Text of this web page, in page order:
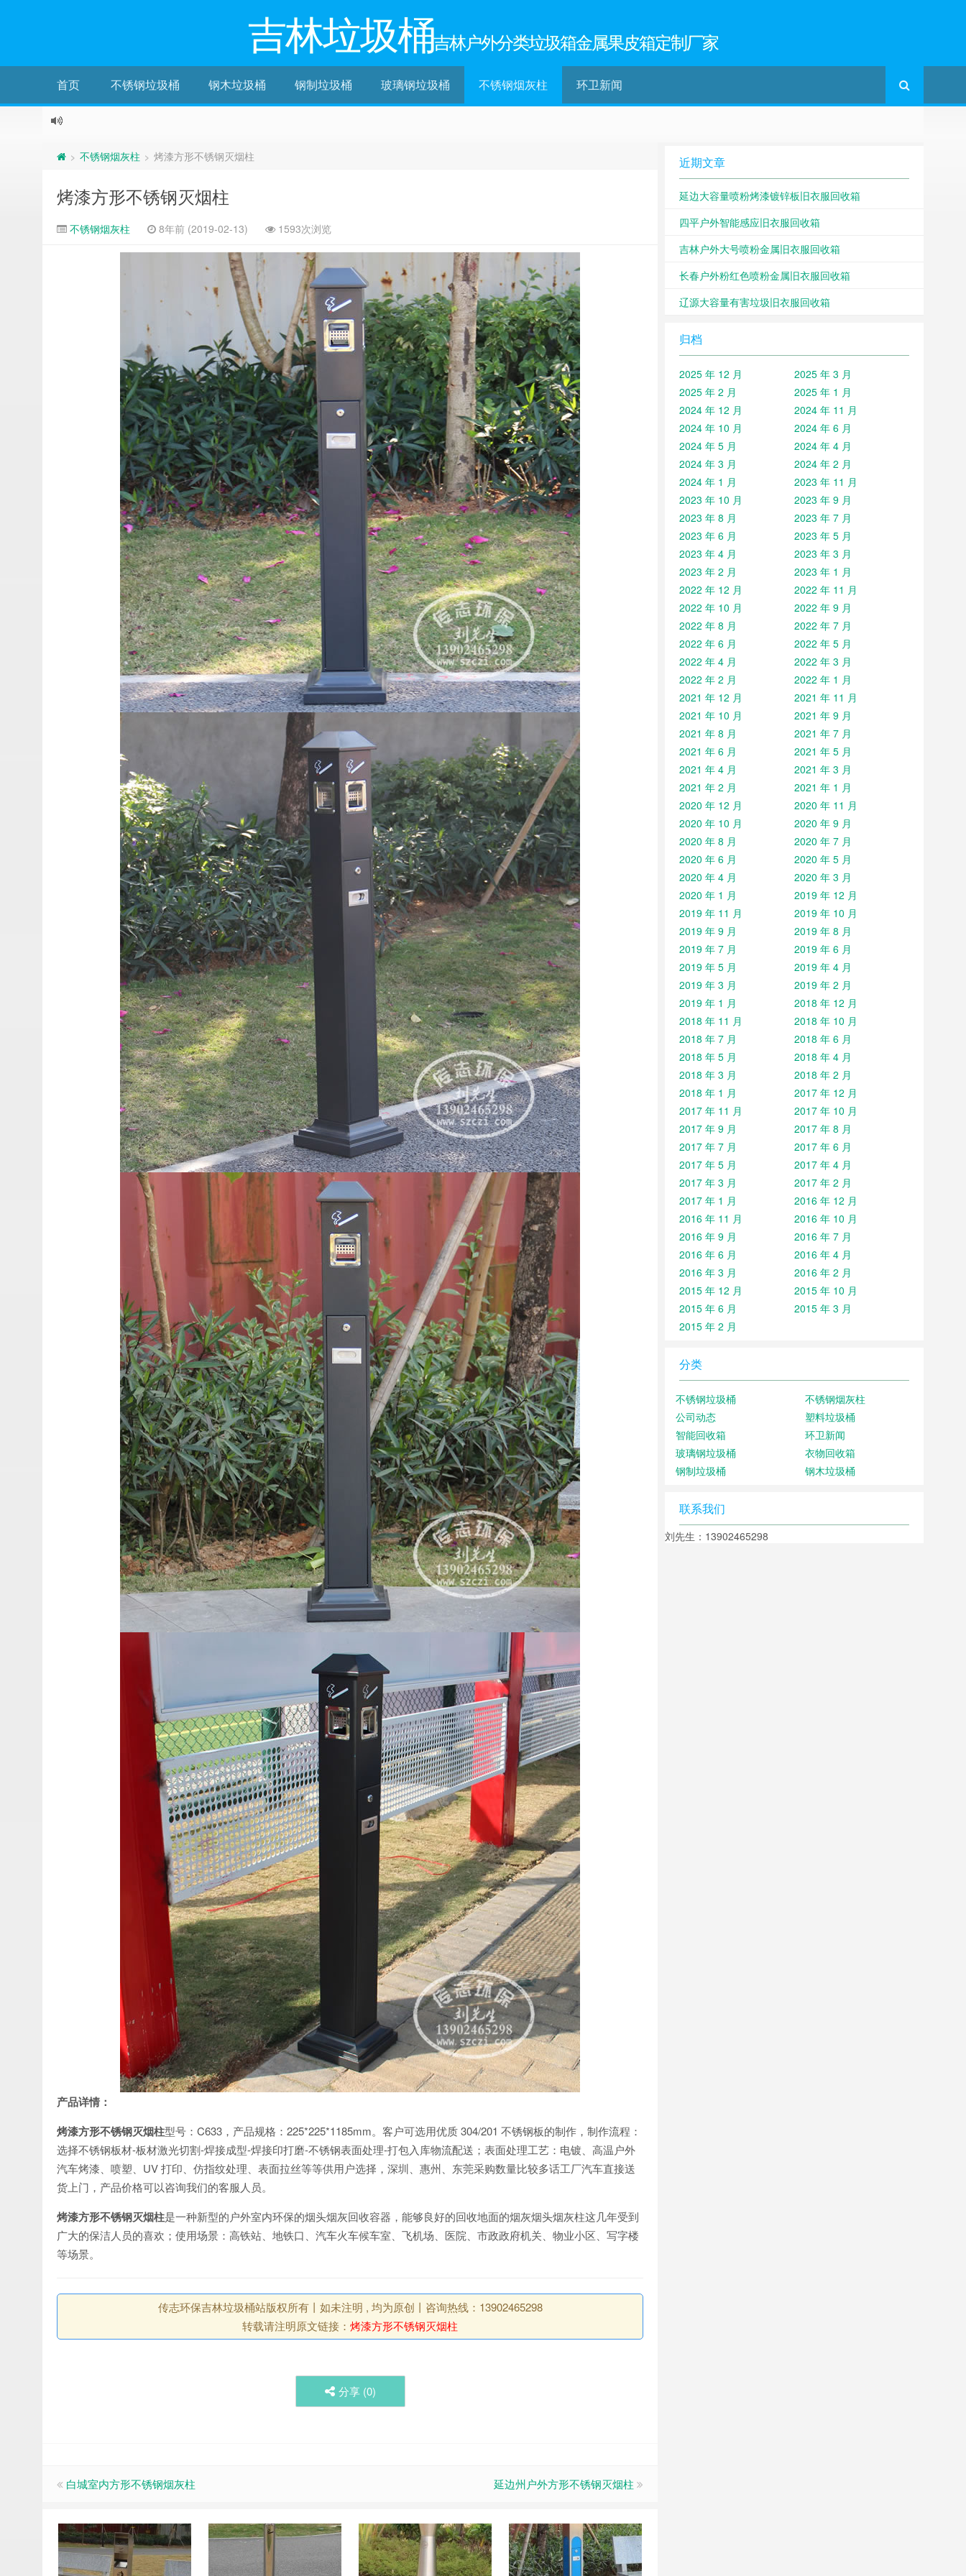
吉林垃圾桶吉林户外分类垃圾箱金属果皮箱定制厂家
首页 不锈钢垃圾桶 钢木垃圾桶 钢制垃圾桶 玻璃钢垃圾桶 不锈钢烟灰柱 环卫新闻
> 不锈钢烟灰柱 > 烤漆方形不锈钢灭烟柱
烤漆方形不锈钢灭烟柱
不锈钢烟灰柱 8年前 (2019-02-13) 1593次浏览
产品详情：
烤漆方形不锈钢灭烟柱型号：C633，产品规格：225*225*1185mm。客户可选用优质 304/201 不锈钢板的制作，制作流程：
选择不锈钢板材-板材激光切割-焊接成型-焊接印打磨-不锈钢表面处理-打包入库物流配送；表面处理工艺：电镀、高温户外
汽车烤漆、喷塑、UV 打印、仿指纹处理、表面拉丝等等供用户选择，深圳、惠州、东莞采购数量比较多话工厂汽车直接送
货上门，产品价格可以咨询我们的客服人员。
烤漆方形不锈钢灭烟柱是一种新型的户外室内环保的烟头烟灰回收容器，能够良好的回收地面的烟灰烟头烟灰柱这几年受到
广大的保洁人员的喜欢；使用场景：高铁站、地铁口、汽车火车候车室、飞机场、医院、市政政府机关、物业小区、写字楼
等场景。
传志环保吉林垃圾桶站版权所有丨如未注明 , 均为原创丨咨询热线：13902465298
转载请注明原文链接： 烤漆方形不锈钢灭烟柱
分享 (0)
白城室内方形不锈钢烟灰柱 延边州户外方形不锈钢灭烟柱
近期文章
延边大容量喷粉烤漆镀锌板旧衣服回收箱
四平户外智能感应旧衣服回收箱
吉林户外大号喷粉金属旧衣服回收箱
长春户外粉红色喷粉金属旧衣服回收箱
辽源大容量有害垃圾旧衣服回收箱
归档
2025 年 12 月
2025 年 3 月
2025 年 2 月
2025 年 1 月
2024 年 12 月
2024 年 11 月
2024 年 10 月
2024 年 6 月
2024 年 5 月
2024 年 4 月
2024 年 3 月
2024 年 2 月
2024 年 1 月
2023 年 11 月
2023 年 10 月
2023 年 9 月
2023 年 8 月
2023 年 7 月
2023 年 6 月
2023 年 5 月
2023 年 4 月
2023 年 3 月
2023 年 2 月
2023 年 1 月
2022 年 12 月
2022 年 11 月
2022 年 10 月
2022 年 9 月
2022 年 8 月
2022 年 7 月
2022 年 6 月
2022 年 5 月
2022 年 4 月
2022 年 3 月
2022 年 2 月
2022 年 1 月
2021 年 12 月
2021 年 11 月
2021 年 10 月
2021 年 9 月
2021 年 8 月
2021 年 7 月
2021 年 6 月
2021 年 5 月
2021 年 4 月
2021 年 3 月
2021 年 2 月
2021 年 1 月
2020 年 12 月
2020 年 11 月
2020 年 10 月
2020 年 9 月
2020 年 8 月
2020 年 7 月
2020 年 6 月
2020 年 5 月
2020 年 4 月
2020 年 3 月
2020 年 1 月
2019 年 12 月
2019 年 11 月
2019 年 10 月
2019 年 9 月
2019 年 8 月
2019 年 7 月
2019 年 6 月
2019 年 5 月
2019 年 4 月
2019 年 3 月
2019 年 2 月
2019 年 1 月
2018 年 12 月
2018 年 11 月
2018 年 10 月
2018 年 7 月
2018 年 6 月
2018 年 5 月
2018 年 4 月
2018 年 3 月
2018 年 2 月
2018 年 1 月
2017 年 12 月
2017 年 11 月
2017 年 10 月
2017 年 9 月
2017 年 8 月
2017 年 7 月
2017 年 6 月
2017 年 5 月
2017 年 4 月
2017 年 3 月
2017 年 2 月
2017 年 1 月
2016 年 12 月
2016 年 11 月
2016 年 10 月
2016 年 9 月
2016 年 7 月
2016 年 6 月
2016 年 4 月
2016 年 3 月
2016 年 2 月
2015 年 12 月
2015 年 10 月
2015 年 6 月
2015 年 3 月
2015 年 2 月
分类
不锈钢垃圾桶
不锈钢烟灰柱
公司动态
塑料垃圾桶
智能回收箱
环卫新闻
玻璃钢垃圾桶
衣物回收箱
钢制垃圾桶
钢木垃圾桶
联系我们
刘先生：13902465298